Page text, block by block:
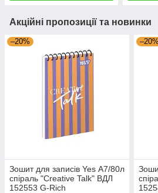
Акційні пропозиції та новинки
–20%
Зошит для записів Yes А7/80л
спіраль "Creative Talk" ВДЛ
152553 G-Rich
–20%